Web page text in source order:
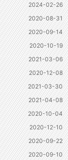
2024-02-26
2020-08-31
2020-09-14
2020-10-19
2021-03-06
2020-12-08
2021-03-30
2021-04-08
2020-10-04
2020-12-10
2020-09-22
2020-09-10